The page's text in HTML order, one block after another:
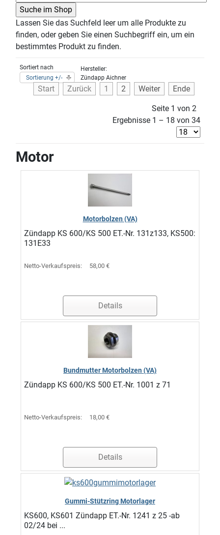
Lassen Sie das Suchfeld leer um alle Produkte zu
finden, oder geben Sie einen Suchbegriff ein, um ein
bestimmtes Produkt zu finden.
Sortiert nach
Sortierung +/-
Hersteller:
Zündapp Aichner
Start Zurück 1 2 Weiter Ende
Seite 1 von 2
Ergebnisse 1 – 18 von 34
Motor
Motorbolzen (VA)
Zündapp KS 600/KS 500 ET.-Nr. 131z133, KS500:
131E33
Netto-Verkaufspreis: 58,00 €
Details
Bundmutter Motorbolzen (VA)
Zündapp KS 600/KS 500 ET.-Nr. 1001 z 71
Netto-Verkaufspreis: 18,00 €
Details
Gummi-Stützring Motorlager
KS600, KS601 Zündapp ET.-Nr. 1241 z 25 -ab
02/24 bei ...